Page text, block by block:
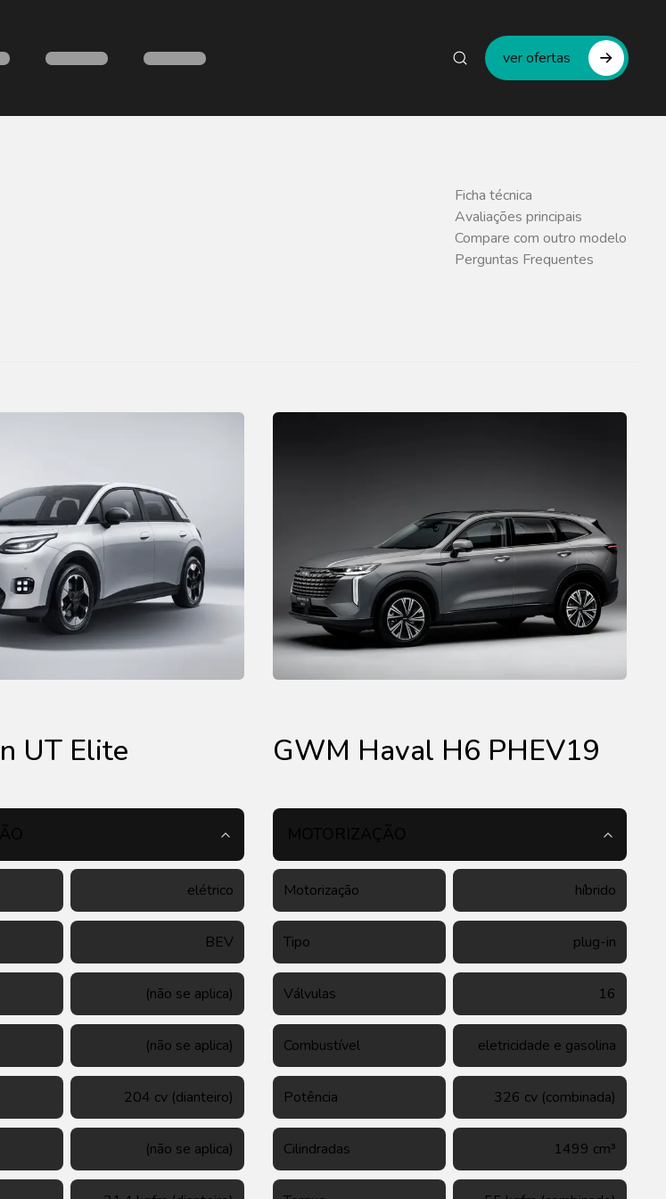
ver ofertas
Ficha técnica
Avaliações principais
Compare com outro modelo
Perguntas Frequentes
UT Elite GWM Haval H6 PHEV19
elétrico
BEV
(não se aplica)
(não se aplica)
204 cv (dianteiro)
(não se aplica)
Motorização híbrido
Tipo plug-in
Válvulas 16
Combustível eletricidade e gasolina
Potência 326 cv (combinada)
Cilindradas 1499 cm³